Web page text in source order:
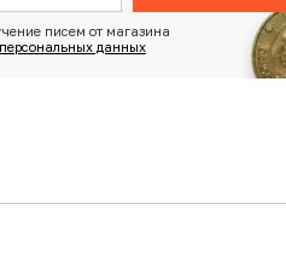
писем от магазина
данных